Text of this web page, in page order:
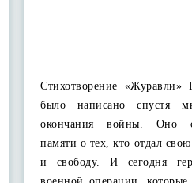
Стихотворение «Журавли»
было написано спустя
окончания войны. Оно
памяти о тех, кто отдал
и свободу. И сегодня